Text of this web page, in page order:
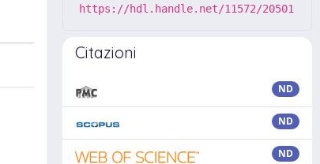
https://hdl.handle.net/11572/20501
Citazioni
ND
ND
ND